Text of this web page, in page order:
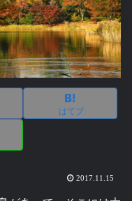
はてブ
2017.11.15